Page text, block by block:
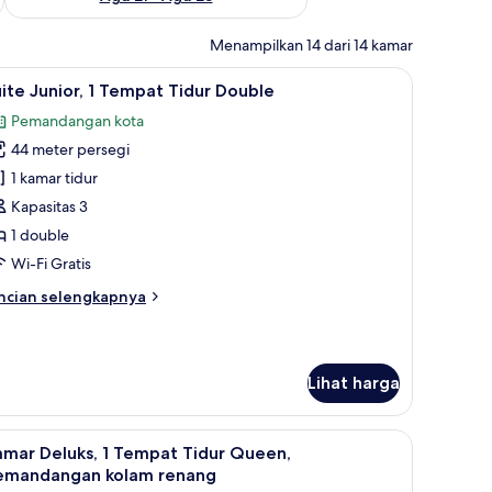
Menampilkan 14 dari 14 kamar
laptop, dan kedap suara Suite Junior, 1 Tempat Tidur Double |
6 Junior, 1 Tempat Tidur Double
Pemandangan kota
44 meter persegi
1 kamar tidur
Kapasitas 3
1 double
Wi-Fi Gratis
selengkapnya
Lihat harga
kerja ramah laptop, dan kedap suaraBrankas, meja kerja, ruang kerja ramah
3
Deluks, 1 Tempat Tidur Queen,
kolam renang